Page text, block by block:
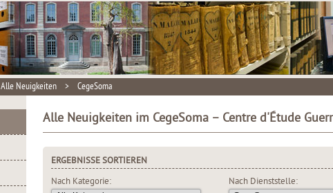
Alle Neuigkeiten > CegeSoma
Alle Neuigkeiten im CegeSoma – Centre d'Étude
ERGEBNISSE SORTIEREN
Nach Kategorie:
Nach Dienststelle: